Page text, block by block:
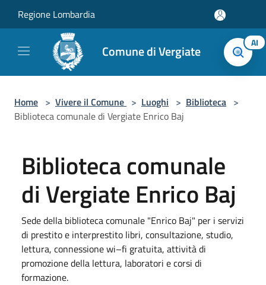
Regione Lombardia
Comune di Vergiate AI
Home > Vivere il Comune > Luoghi > Biblioteca >
Biblioteca comunale di Vergiate Enrico Baj
Biblioteca comunale
di Vergiate Enrico Baj
Sede della biblioteca comunale "Enrico Baj" per i servizi
di prestito e interprestito libri, consultazione, studio,
lettura, connessione wi–fi gratuita, attività di
promozione della lettura, laboratori e corsi di
formazione.